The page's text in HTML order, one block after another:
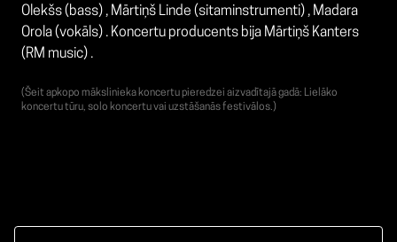
Olekšs (bass) , Mārtiņš Linde (sitaminstrumenti) , Madara
Orola (vokāls) . Koncertu producents bija Mārtiņš Kanters
(RM music) .
(Šeit apkopo mākslinieka koncertu pieredzei aizvadītajā gadā: Lielāko
koncertu tūru, solo koncertu vai uzstāšanās festivālos.)